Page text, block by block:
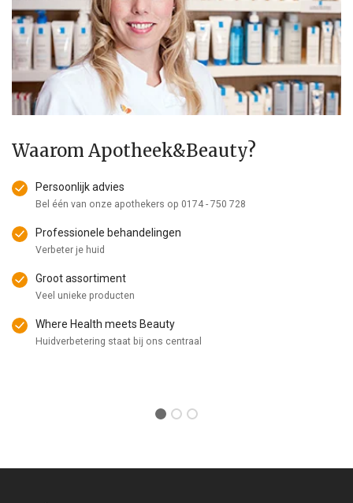
Waarom Apotheek&Beauty?
Persoonlijk advies
Bel één van onze apothekers op 0174 - 750 728
Professionele behandelingen
Verbeter je huid
Groot assortiment
Veel unieke producten
Where Health meets Beauty
Huidverbetering staat bij ons centraal